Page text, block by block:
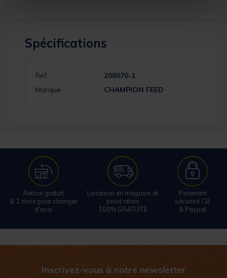
Spécifications
Réf.
208070-1
Marque
CHAMPION FEED
Retour gratuit
& 1 mois pour changer
d'avis
Livraison en magasin et
point relais
100% GRATUITE
Paiement
sécurisé CB
& Paypal
Inscrivez-vous à notre newsletter